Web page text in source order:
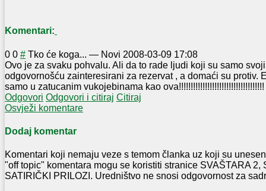
Komentari:
0 0 # Tko će koga... — Novi 2008-03-09 17:08
Ovo je za svaku pohvalu. Ali da to rade ljudi koji su samo
odgovornošću zainteresirani za rezervat , a domaći su protiv.
samo u zatucanim vukojebinama kao ova!!!!!!!!!!!!!!!!!!!!!!!!!!!!!!!!!!!!
Odgovori Odgovori i citiraj Citiraj
Osvježi komentare
Dodaj komentar
Komentari koji nemaju veze s temom članka uz koji su
"off topic" komentara mogu se koristiti stranice SVAŠTARA 2,
SATIRIČKI PRILOZI. Uredništvo ne snosi odgovornost za